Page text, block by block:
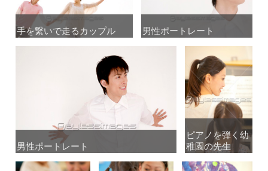
手を繋いで走るカップル
手を繋いで走るカップル 男性ポートレート
男性ポートレート
男性ポートレート
男性ポートレート
ピアノを弾く幼
稚園の先生
ピアノを弾く幼
稚園の先生